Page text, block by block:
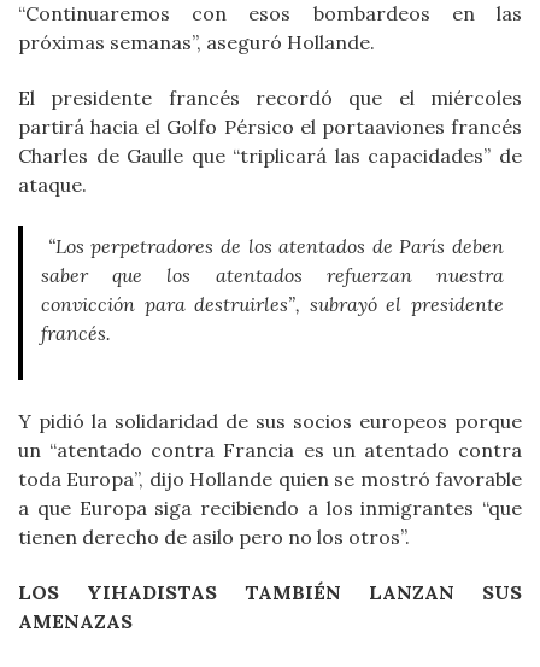
“Continuaremos con esos bombardeos en las
próximas semanas”, aseguró Hollande.
El presidente francés recordó que el miércoles
partirá hacia el Golfo Pérsico el portaaviones francés
Charles de Gaulle que “triplicará las capacidades” de
ataque.
“Los perpetradores de los atentados de París deben
saber que los atentados refuerzan nuestra
convicción para destruirles”, subrayó el presidente
francés.
Y pidió la solidaridad de sus socios europeos porque
un “atentado contra Francia es un atentado contra
toda Europa”, dijo Hollande quien se mostró favorable
a que Europa siga recibiendo a los inmigrantes “que
tienen derecho de asilo pero no los otros”.
LOS YIHADISTAS TAMBIÉN LANZAN SUS
AMENAZAS